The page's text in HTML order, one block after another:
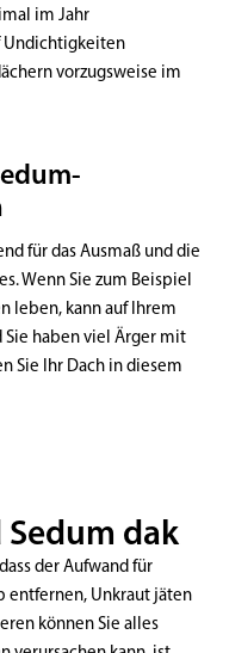
im Jahr
Undichtigkeiten
vorzugsweise im
für das Ausmaß und die
Wenn Sie zum Beispiel
leben, kann auf Ihrem
Sie haben viel Ärger mit
Sie Ihr Dach in diesem
dak
der Aufwand für
entfernen, Unkraut jäten
können Sie alles